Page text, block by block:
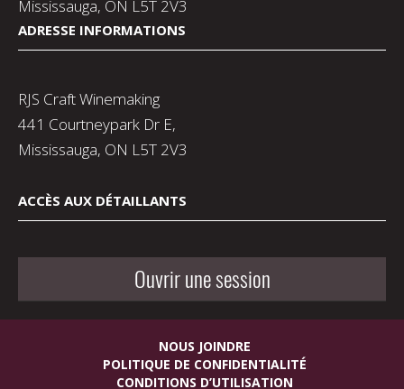
Mississauga, ON L5T 2V3
ADRESSE INFORMATIONS
RJS Craft Winemaking
441 Courtneypark Dr E,
Mississauga, ON L5T 2V3
ACCÈS AUX DÉTAILLANTS
Ouvrir une session
NOUS JOINDRE
POLITIQUE DE CONFIDENTIALITÉ
CONDITIONS D’UTILISATION